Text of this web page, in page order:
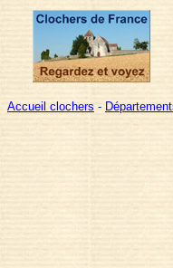
Accueil clochers -